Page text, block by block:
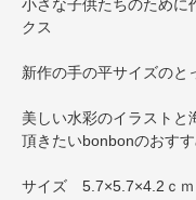
小さな子供たちのために
クス
新作の手の平サイズの
美しい水彩のイラストと
頂きたいbonbonのおすす
サイズ 5.7×5.7×4.2ｃｍ